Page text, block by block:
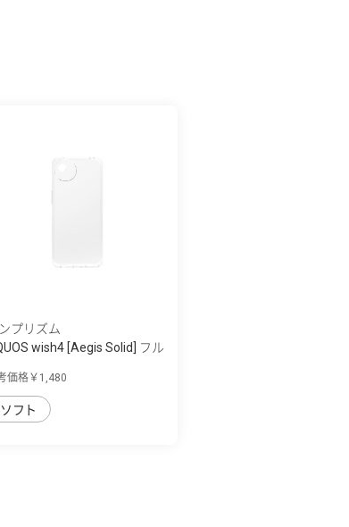
プリズム
wish4 [Aegis Solid] フル
価格￥1,480
ソフト